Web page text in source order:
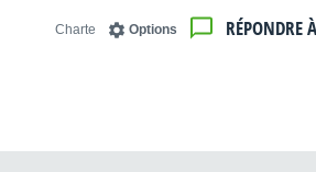
RÉPONDRE
Options
Charte